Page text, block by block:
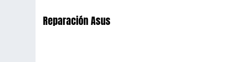
Reparación Asus